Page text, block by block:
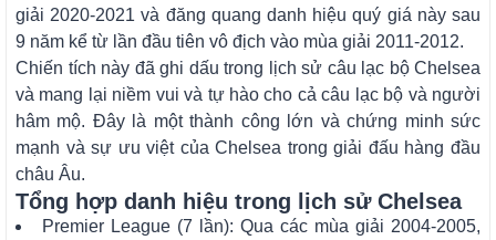
giải 2020-2021 và đăng quang danh hiệu quý giá này sau
9 năm kể từ lần đầu tiên vô địch vào mùa giải 2011-2012.
Chiến tích này đã ghi dấu trong lịch sử câu lạc bộ Chelsea
và mang lại niềm vui và tự hào cho cả câu lạc bộ và người
hâm mộ. Đây là một thành công lớn và chứng minh sức
mạnh và sự ưu việt của Chelsea trong giải đấu hàng đầu
châu Âu.
Tổng hợp danh hiệu trong lịch sử Chelsea
Premier League (7 lần): Qua các mùa giải 2004-2005,